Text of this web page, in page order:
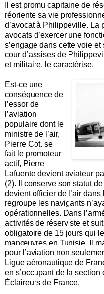
Il est promu capitaine de
réoriente sa vie
d’avocat à Philippeville. La
avocats d’exercer une
s’engage dans cette voie
cour d’assises de
et militaire, le caractérise.
Est-ce une
conséquence de
l’essor de
l’aviation
populaire dont le
ministre de l’air,
Pierre Cot, se
fait le promoteur
actif, Pierre
Lafuente devient aviateur
(2). Il conserve son statut
devient officier de l’air
regroupe les navigants
opérationnelles. Dans
activités de réserviste et
obligatoire de 15 jours qui
manœuvres en Tunisie. Il
pour l’aviation non
Ligue aéronautique de
en s’occupant de la
Éclaireurs de France.